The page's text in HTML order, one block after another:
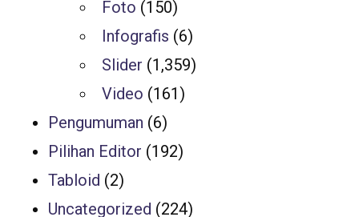
Foto (150)
Infografis (6)
Slider (1,359)
Video (161)
Pengumuman (6)
Pilihan Editor (192)
Tabloid (2)
Uncategorized (224)